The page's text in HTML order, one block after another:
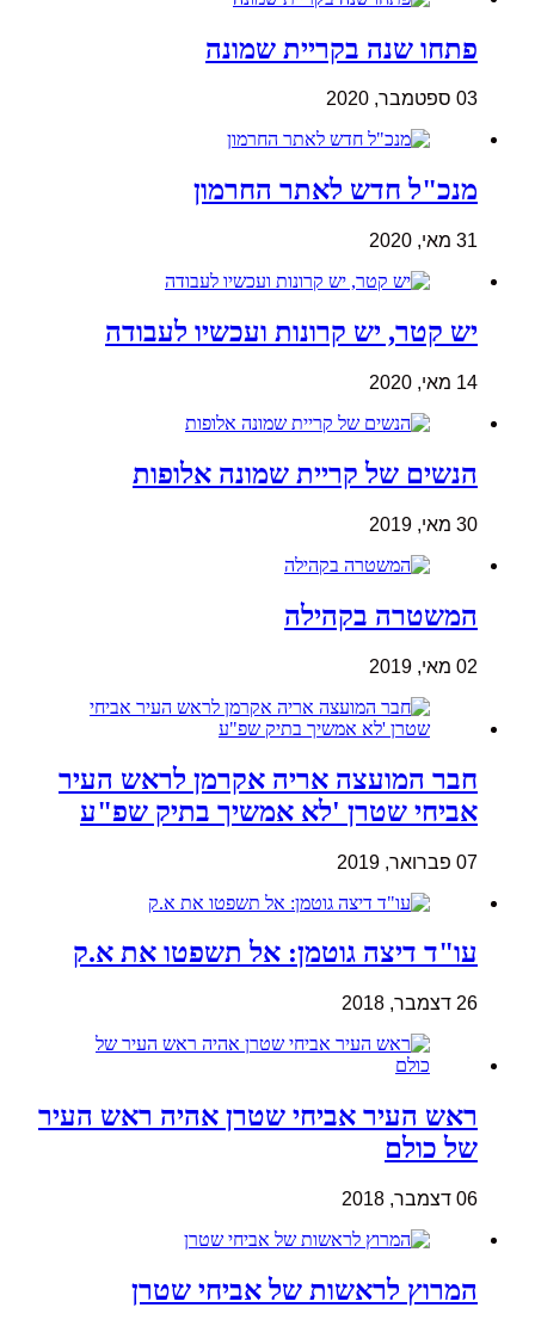
פתחו שנה בקריית שמונה
03 ספטמבר, 2020
מנכ"ל חדש לאתר החרמון
31 מאי, 2020
יש קטר, יש קרונות ועכשיו לעבודה
14 מאי, 2020
הנשים של קריית שמונה אלופות
30 מאי, 2019
המשטרה בקהילה
02 מאי, 2019
חבר המועצה אריה אקרמן לראש העיר
אביחי שטרן 'לא אמשיך בתיק שפ"ע
07 פברואר, 2019
עו"ד דיצה גוטמן: אל תשפטו את א.ק
26 דצמבר, 2018
ראש העיר אביחי שטרן אהיה ראש העיר
של כולם
06 דצמבר, 2018
המרוץ לראשות של אביחי שטרן